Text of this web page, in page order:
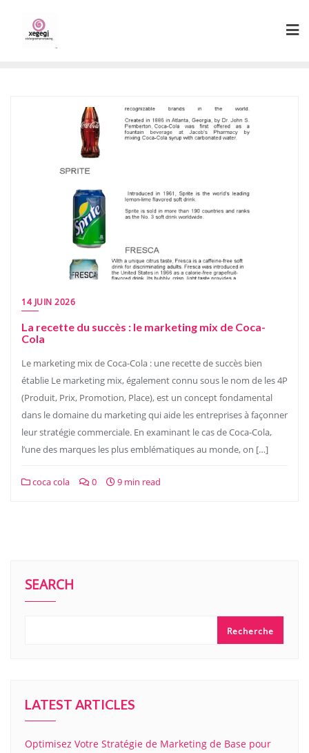
content
14 JUIN 2026
La recette du succès : le marketing mix de Coca-
Cola
Le marketing mix de Coca-Cola : une recette de succès bien
établie Le marketing mix, également connu sous le nom de les 4P
(Produit, Prix, Promotion, Place), est un concept fondamental
dans le domaine du marketing qui aide les entreprises à façonner
leur stratégie commerciale. En examinant le cas de Coca-Cola,
l’une des marques les plus emblématiques au monde, on […]
coca cola 0 9 min read
SEARCH
Recherche
LATEST ARTICLES
Optimisez Votre Stratégie de Marketing de Base pour